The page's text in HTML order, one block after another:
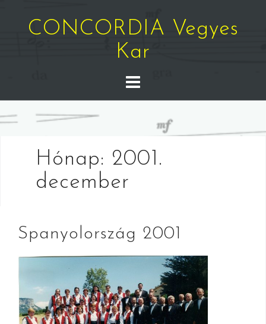
contentCONCORDIA Vegyes
Kar
Hónap: 2001.
december
Spanyolország 2001